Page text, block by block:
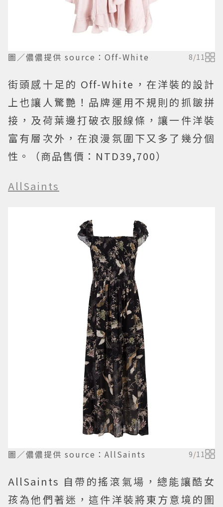
圖／儂儂提供 source：Off-White 8/11
街頭感十足的 Off-White，在洋裝的設計
上也讓人驚艷！品牌運用不規則的抓皺拼
接，及荷葉邊打破衣服線條，讓一件洋裝
富有層次外，在浪漫氛圍下又多了幾分個
性。（商品售價：NTD39,700）
AllSaints
圖／儂儂提供 source：AllSaints 9/11
AllSaints 自帶的搖滾氣場，總能讓酷女
孩為他們著迷，這件洋裝將東方意境的圖